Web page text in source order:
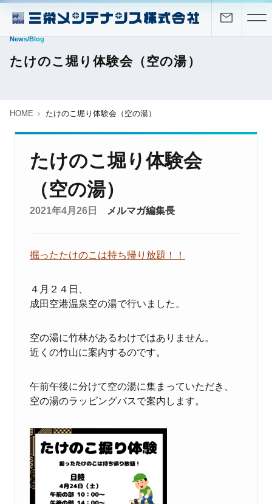
News/Blog
たけのこ堀り体験会（空の湯）
HOME たけのこ堀り体験会（空の湯）
たけのこ堀り体験会
（空の湯）
2021年4月26日 メルマガ編集長
掘ったたけのこは持ち帰り放題！！
４月２４日、
成田空港温泉空の湯で行いました。
空の湯に竹林があるわけではありません。
近くの竹山に案内するのです。
午前午後に分けて空の湯に集まっていただき、
空の湯のラッピングバスで案内します。